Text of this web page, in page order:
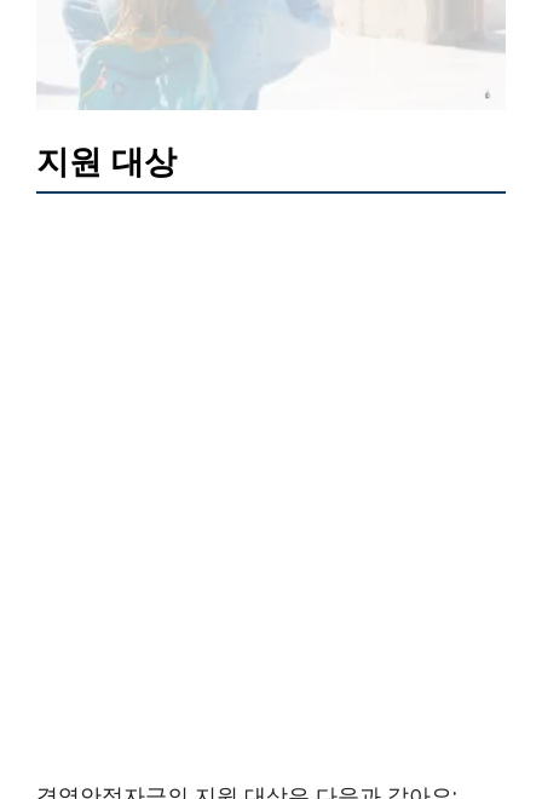
지원 대상